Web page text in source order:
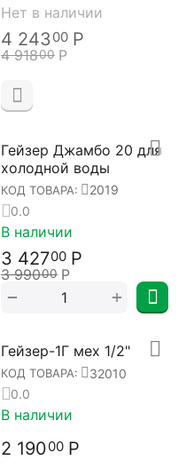
Нет в наличии
4 24300 Р
4 91800 Р
Гейзер Джамбо 20 для
холодной воды
КОД ТОВАРА:
2019
0.0
В наличии
3 42700 Р
3 99000 Р
+
−
Гейзер-1Г мех 1/2"
КОД ТОВАРА:
32010
0.0
В наличии
2 19000 Р